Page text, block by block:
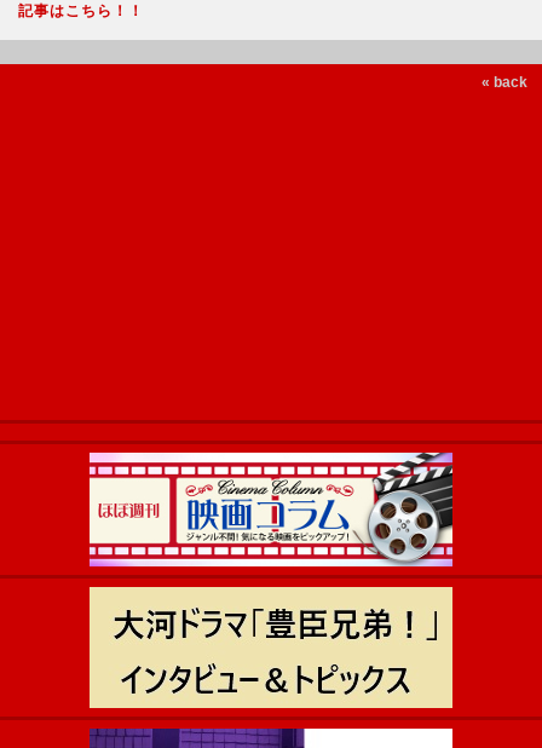
記事はこちら！！
« back